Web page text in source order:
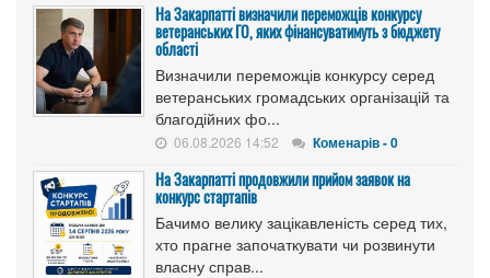
На Закарпатті визначили переможців конкурсу
ветеранських ГО, яких фінансуватимуть з бюджету
області
Визначили переможців конкурсу серед
ветеранських громадських організацій та
благодійних фо...
06.08.2026 14:52 Коменарів - 0
На Закарпатті продовжили прийом заявок на
конкурс стартапів
Бачимо велику зацікавленість серед тих,
хто прагне започаткувати чи розвинути
власну справ...